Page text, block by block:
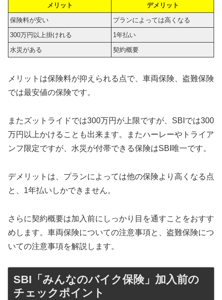
メリット
デメリット
保険料が安い
プランによっては高くなる
300万円以上掛けれる
1年払い
水災がある
契約概要
メリットは保険料が抑えられる点で、車両保険、盗難保険
では最安値の保険です。
またズットライドでは300万円が上限ですが、SBIでは300
万円以上かけることも出来ます。またハーレーやトライア
ンフ限定ですが、水災が付帯できる保険はSBI唯一です。
デメリットは、プランによっては他の保険より高くなる点
と、1年払いしかできません。
さらに契約概要は加入前にしっかり目を通すことをおすす
めします。車両保険についての注意事項と、盗難保険につ
いての注意事項を解説します。
SBI「みんなのバイク保険」加入前の
チェックポイント